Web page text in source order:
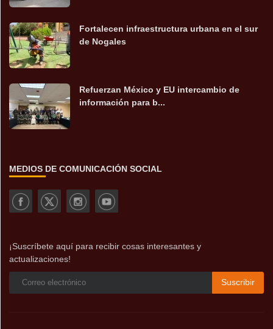
Fortalecen infraestructura urbana en el sur
de Nogales
Refuerzan México y EU intercambio de
información para b...
MEDIOS DE COMUNICACIÓN SOCIAL
¡Suscríbete aquí para recibir cosas interesantes y
actualizaciones!
Suscribir